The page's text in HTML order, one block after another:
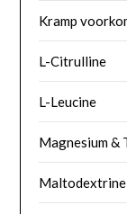
Kramp
L-Citrulline
L-Leucine
Magnesium &
Maltodextrine